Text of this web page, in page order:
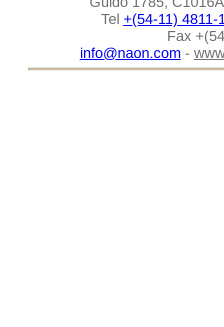
Tel +(54-11) 4811-
Fax
info@naon.com -